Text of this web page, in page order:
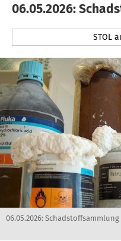
06.05.2026:
STOL
06.05.2026: Schadstoffsammlung